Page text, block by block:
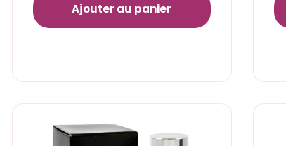
Ajouter au panier